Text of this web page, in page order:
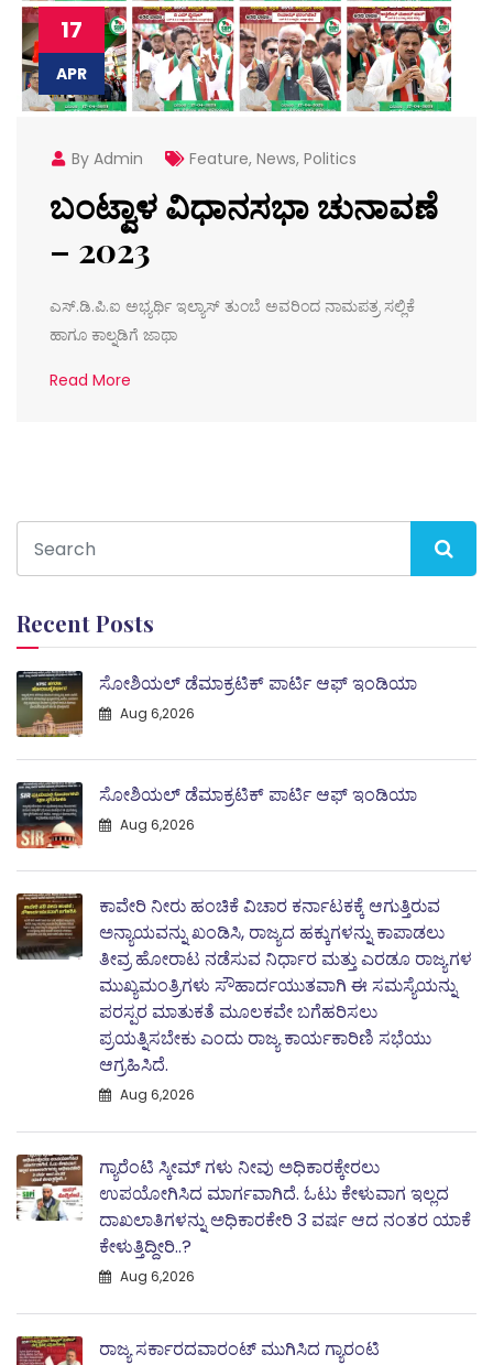
17
APR
By Admin Feature, News, Politics
ಬಂಟ್ವಾಳ ವಿಧಾನಸಭಾ ಚುನಾವಣೆ
– 2023
ಎಸ್.ಡಿ.ಪಿ.ಐ ಅಭ್ಯರ್ಥಿ ಇಲ್ಯಾಸ್ ತುಂಬೆ ಅವರಿಂದ ನಾಮಪತ್ರ ಸಲ್ಲಿಕೆ
ಹಾಗೂ ಕಾಲ್ನಡಿಗೆ ಜಾಥಾ
Read More
Recent Posts
ಸೋಶಿಯಲ್ ಡೆಮಾಕ್ರಟಿಕ್ ಪಾರ್ಟಿ ಆಫ್ ಇಂಡಿಯಾ
Aug 6,2026
ಸೋಶಿಯಲ್ ಡೆಮಾಕ್ರಟಿಕ್ ಪಾರ್ಟಿ ಆಫ್ ಇಂಡಿಯಾ
Aug 6,2026
ಕಾವೇರಿ ನೀರು ಹಂಚಿಕೆ ವಿಚಾರ ಕರ್ನಾಟಕಕ್ಕೆ ಆಗುತ್ತಿರುವ
ಅನ್ಯಾಯವನ್ನು ಖಂಡಿಸಿ, ರಾಜ್ಯದ ಹಕ್ಕುಗಳನ್ನು ಕಾಪಾಡಲು
ತೀವ್ರ ಹೋರಾಟ ನಡೆಸುವ ನಿರ್ಧಾರ ಮತ್ತು ಎರಡೂ ರಾಜ್ಯಗಳ
ಮುಖ್ಯಮಂತ್ರಿಗಳು ಸೌಹಾರ್ದಯುತವಾಗಿ ಈ ಸಮಸ್ಯೆಯನ್ನು
ಪರಸ್ಪರ ಮಾತುಕತೆ ಮೂಲಕವೇ ಬಗೆಹರಿಸಲು
ಪ್ರಯತ್ನಿಸಬೇಕು ಎಂದು ರಾಜ್ಯ ಕಾರ್ಯಕಾರಿಣಿ ಸಭೆಯು
ಆಗ್ರಹಿಸಿದೆ.
Aug 6,2026
ಗ್ಯಾರೆಂಟಿ ಸ್ಕೀಮ್ ಗಳು ನೀವು ಅಧಿಕಾರಕ್ಕೇರಲು
ಉಪಯೋಗಿಸಿದ ಮಾರ್ಗವಾಗಿದೆ. ಓಟು ಕೇಳುವಾಗ ಇಲ್ಲದ
ದಾಖಲಾತಿಗಳನ್ನು ಅಧಿಕಾರಕೇರಿ 3 ವರ್ಷ ಆದ ನಂತರ ಯಾಕೆ
ಕೇಳುತ್ತಿದ್ದೀರಿ..?
Aug 6,2026
ರಾಜ್ಯ ಸರ್ಕಾರದವಾರಂಟ್ ಮುಗಿಸಿದ ಗ್ಯಾರಂಟಿ